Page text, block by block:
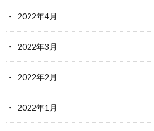
2022年4月
2022年3月
2022年2月
2022年1月